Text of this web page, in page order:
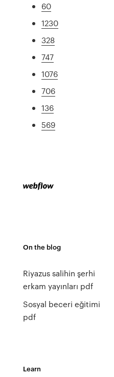
60
1230
328
747
1076
706
136
569
On the blog
Riyazus salihin şerhi
erkam yayınları pdf
Sosyal beceri eğitimi
pdf
Learn